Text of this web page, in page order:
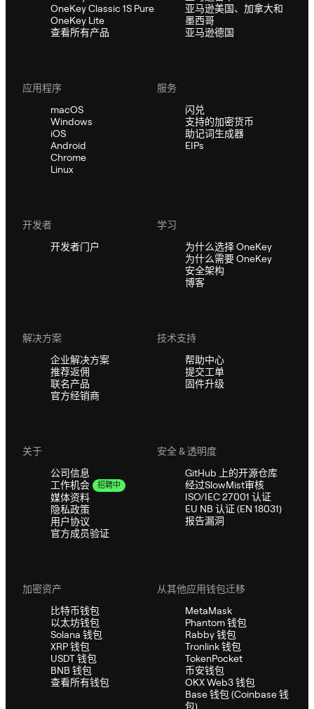
OneKey Classic 1S Pure
OneKey Lite
查看所有产品
亚马逊美国、加拿大和
墨西哥
亚马逊德国
应用程序
macOS
Windows
iOS
Android
Chrome
Linux
服务
闪兑
支持的加密货币
助记词生成器
EIPs
开发者
开发者门户
学习
为什么选择 OneKey
为什么需要 OneKey
安全架构
博客
解决方案
企业解决方案
推荐返佣
联名产品
官方经销商
技术支持
帮助中心
提交工单
固件升级
关于
公司信息
工作机会
招聘中
媒体资料
隐私政策
用户协议
官方成员验证
安全 & 透明度
GitHub 上的开源仓库
经过SlowMist审核
ISO/IEC 27001 认证
EU NB 认证 (EN 18031)
报告漏洞
加密资产
比特币钱包
以太坊钱包
Solana 钱包
XRP 钱包
USDT 钱包
BNB 钱包
查看所有钱包
从其他应用钱包迁移
MetaMask
Phantom 钱包
Rabby 钱包
Tronlink 钱包
TokenPocket
币安钱包
OKX Web3 钱包
Base 钱包 (Coinbase 钱
包)